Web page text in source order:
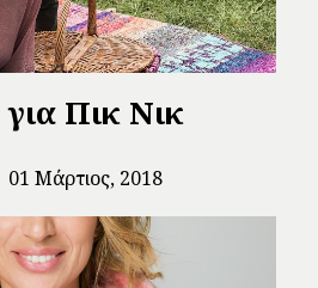
Πικ Νικ
01 Μάρτιος, 2018